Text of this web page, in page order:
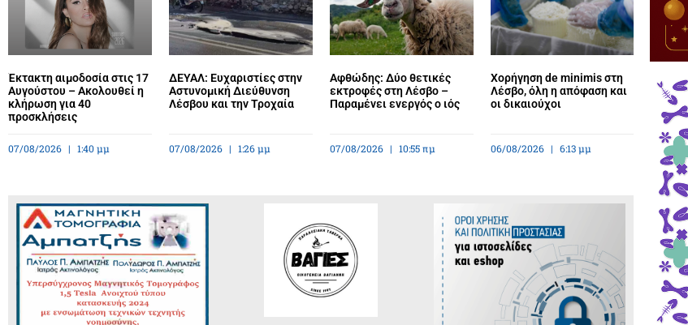
Έκτακτη αιμοδοσία στις 17
Αυγούστου – Ακολουθεί η
κλήρωση για 40
προσκλήσεις
07/08/2026 1:40 μμ
ΔΕΥΑΛ: Ευχαριστίες στην
Αστυνομική Διεύθυνση
Λέσβου και την Τροχαία
07/08/2026 1:26 μμ
Αφθώδης: Δύο θετικές
εκτροφές στη Λέσβο –
Παραμένει ενεργός ο ιός
07/08/2026 10:55 πμ
Χορήγηση de minimis στη
Λέσβο, όλη η απόφαση και
οι δικαιούχοι
06/08/2026 6:13 μμ